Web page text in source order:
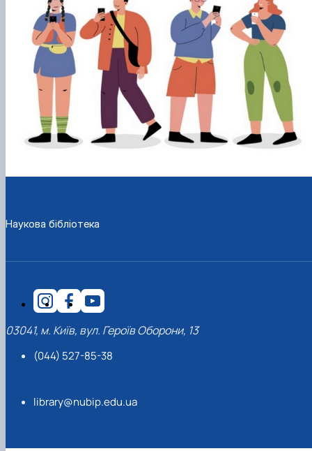
Наукова бібліотека
03041, м. Київ, вул. Героїв Оборони, 13
(044) 527-85-38
library@nubip.edu.ua